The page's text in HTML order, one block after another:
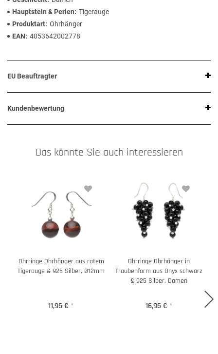
Hauptstein & Perlen
Tigerauge
Produktart Ohrhänger
EAN
4053642002778
EU Beauftragter
Kundenbewertung
Das könnte Sie auch interessieren
Ohrringe Ohrhänger aus rotem
Tigerauge & 925 Silber, Ø12mm
11,95 € *
Ohrringe Ohrhänger in
Traubenform aus Onyx schwarz
& 925 Silber, Damen
16,95 € *